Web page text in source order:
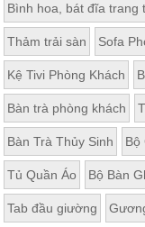
Bình hoa, bát đĩa trang
Thảm trải sàn Sofa
Kệ Tivi Phòng Khách
Bàn trà phòng khách
Bàn Trà Thủy Sinh Bộ
Tủ Quần Áo Bộ Bàn
Tab đầu giường